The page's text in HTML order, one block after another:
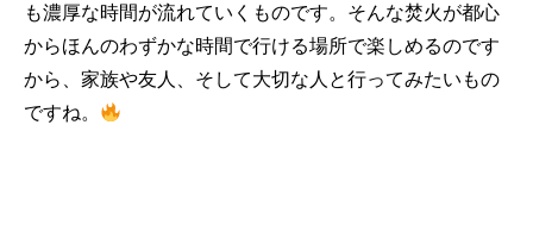
も濃厚な時間が流れていくものです。そんな焚火が都心
からほんのわずかな時間で行ける場所で楽しめるのです
から、家族や友人、そして大切な人と行ってみたいもの
ですね。